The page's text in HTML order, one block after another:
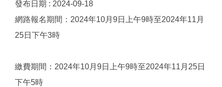
發布日期 : 2024-09-18
網路報名期間：2024年10月9日上午9時至2024年11月
25日下午3時
繳費期間：2024年10月9日上午9時至2024年11月25日
下午5時